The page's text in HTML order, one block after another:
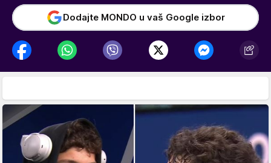
Dodajte MONDO u vaš Google izbor